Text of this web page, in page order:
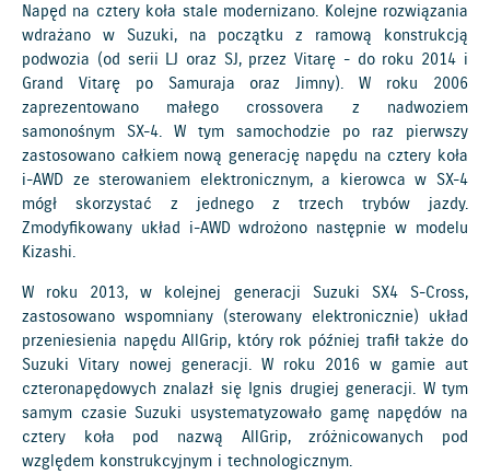
Napęd na cztery koła stale modernizano. Kolejne rozwiązania
wdrażano w Suzuki, na początku z ramową konstrukcją
podwozia (od serii LJ oraz SJ, przez Vitarę - do roku 2014 i
Grand Vitarę po Samuraja oraz Jimny). W roku 2006
zaprezentowano małego crossovera z nadwoziem
samonośnym SX-4. W tym samochodzie po raz pierwszy
zastosowano całkiem nową generację napędu na cztery koła
i-AWD ze sterowaniem elektronicznym, a kierowca w SX-4
mógł skorzystać z jednego z trzech trybów jazdy.
Zmodyfikowany układ i-AWD wdrożono następnie w modelu
Kizashi.
W roku 2013, w kolejnej generacji Suzuki SX4 S-Cross,
zastosowano wspomniany (sterowany elektronicznie) układ
przeniesienia napędu AllGrip, który rok później trafił także do
Suzuki Vitary nowej generacji. W roku 2016 w gamie aut
czteronapędowych znalazł się Ignis drugiej generacji. W tym
samym czasie Suzuki usystematyzowało gamę napędów na
cztery koła pod nazwą AllGrip, zróżnicowanych pod
względem konstrukcyjnym i technologicznym.